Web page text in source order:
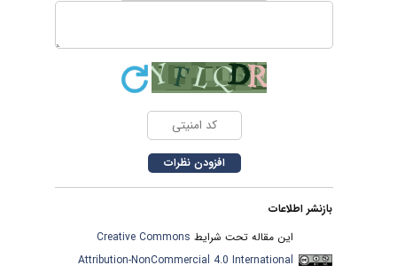
بازنشر اطلاعات
این مقاله تحت شرایطCreative Commons
Attribution-NonCommercial 4.0 International